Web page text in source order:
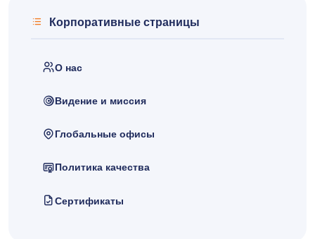
Корпоративные страницы
О нас
Видение и миссия
Глобальные офисы
Политика качества
Сертификаты